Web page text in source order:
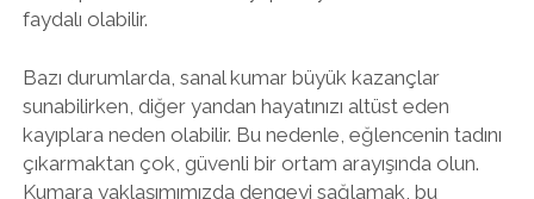
faydalı olabilir.
Bazı durumlarda, sanal kumar büyük kazançlar
sunabilirken, diğer yandan hayatınızı altüst eden
kayıplara neden olabilir. Bu nedenle, eğlencenin tadını
çıkarmaktan çok, güvenli bir ortam arayışında olun.
Kumara yaklaşımımızda dengeyi sağlamak, bu